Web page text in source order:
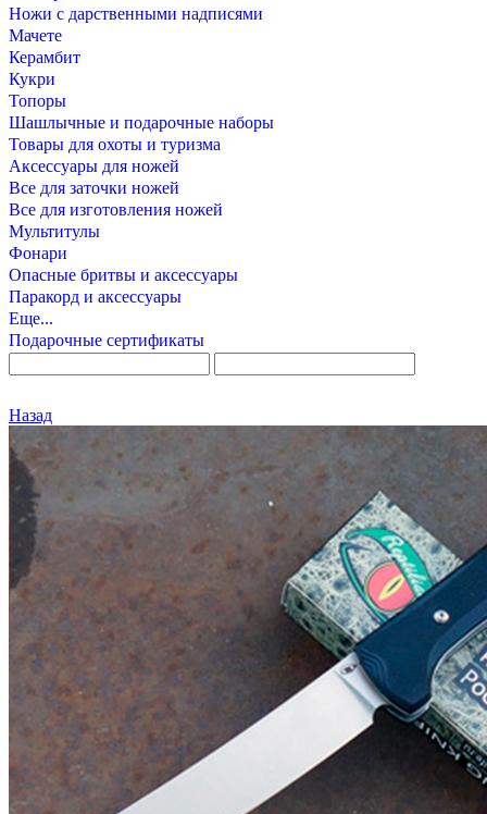
Ножи с дарственными надписями
Мачете
Керамбит
Кукри
Топоры
Шашлычные и подарочные наборы
Товары для охоты и туризма
Аксессуары для ножей
Все для заточки ножей
Все для изготовления ножей
Мультитулы
Фонари
Опасные бритвы и аксессуары
Паракорд и аксессуары
Еще...
Подарочные сертификаты
Назад